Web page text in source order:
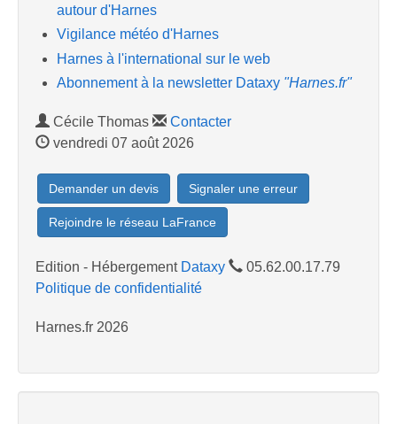
autour d'Harnes
Vigilance météo d'Harnes
Harnes à l'international sur le web
Abonnement à la newsletter Dataxy "Harnes.fr"
Cécile Thomas
Contacter
vendredi 07 août 2026
Demander un devis Signaler une erreur
Rejoindre le réseau LaFrance
Edition - Hébergement Dataxy
05.62.00.17.79
Politique de confidentialité
Harnes.fr 2026